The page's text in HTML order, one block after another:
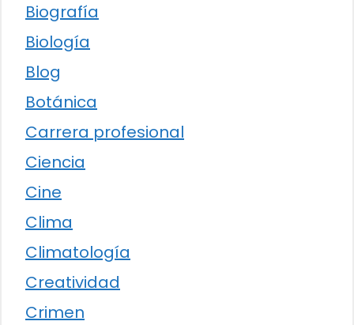
Biografía
Biología
Blog
Botánica
Carrera profesional
Ciencia
Cine
Clima
Climatología
Creatividad
Crimen